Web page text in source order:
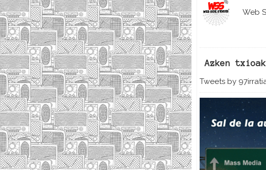
Web
Azken txioak
Tweets by